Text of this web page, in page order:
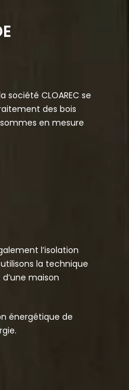
CLOAREC se
des bois
en mesure
l’isolation
la technique
maison
énergétique de